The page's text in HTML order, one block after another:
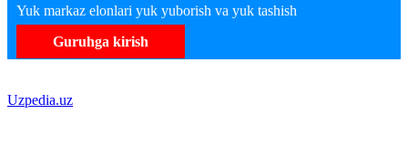
Yuk markaz elonlari yuk yuborish va yuk tashish
Guruhga kirish
Uzpedia.uz